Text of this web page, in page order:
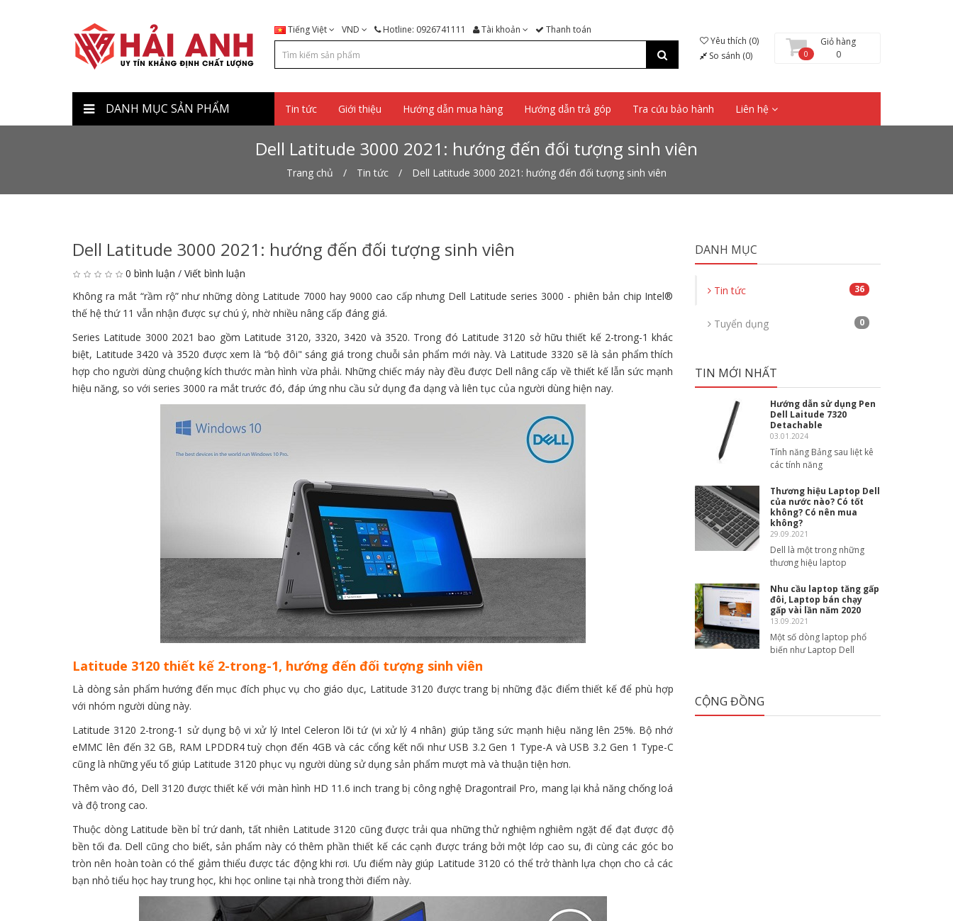
Tiếng Việt VND Hotline: 0926741111 Tài khoản
Thanh toán
Yêu thích (0)
So sánh (0)
Giỏ hàng
0 0
DANH MỤC SẢN PHẨM Tin tức Giới thiệu Hướng dẫn mua hàng Hướng dẫn trả góp Tra cứu bảo hành Liên hệ
Dell Latitude 3000 2021: hướng đến đối tượng sinh viên
Trang chủ Tin tức Dell Latitude 3000 2021: hướng đến đối tượng sinh viên
Dell Latitude 3000 2021: hướng đến đối tượng sinh viên
0 bình luận / Viết bình luận
Không ra mắt “rầm rộ” như những dòng Latitude 7000 hay 9000 cao cấp nhưng Dell Latitude series 3000 - phiên bản chip Intel®
thế hệ thứ 11 vẫn nhận được sự chú ý, nhờ nhiều nâng cấp đáng giá.
Series Latitude 3000 2021 bao gồm Latitude 3120, 3320, 3420 và 3520. Trong đó Latitude 3120 sở hữu thiết kế 2-trong-1 khác
biệt, Latitude 3420 và 3520 được xem là “bộ đôi" sáng giá trong chuỗi sản phẩm mới này. Và Latitude 3320 sẽ là sản phẩm thích
hợp cho người dùng chuộng kích thước màn hình vừa phải. Những chiếc máy này đều được Dell nâng cấp về thiết kế lẫn sức mạnh
hiệu năng, so với series 3000 ra mắt trước đó, đáp ứng nhu cầu sử dụng đa dạng và liên tục của người dùng hiện nay.
Latitude 3120 thiết kế 2-trong-1, hướng đến đối tượng sinh viên
Là dòng sản phẩm hướng đến mục đích phục vụ cho giáo dục, Latitude 3120 được trang bị những đặc điểm thiết kế để phù hợp
với nhóm người dùng này.
Latitude 3120 2-trong-1 sử dụng bộ vi xử lý Intel Celeron lõi tứ (vi xử lý 4 nhân) giúp tăng sức mạnh hiệu năng lên 25%. Bộ nhớ
eMMC lên đến 32 GB, RAM LPDDR4 tuỳ chọn đến 4GB và các cổng kết nối như USB 3.2 Gen 1 Type-A và USB 3.2 Gen 1 Type-C
cũng là những yếu tố giúp Latitude 3120 phục vụ người dùng sử dụng sản phẩm mượt mà và thuận tiện hơn.
Thêm vào đó, Dell 3120 được thiết kế với màn hình HD 11.6 inch trang bị công nghệ Dragontrail Pro, mang lại khả năng chống loá
và độ trong cao.
Thuộc dòng Latitude bền bỉ trứ danh, tất nhiên Latitude 3120 cũng được trải qua những thử nghiệm nghiêm ngặt để đạt được độ
bền tối đa. Dell cũng cho biết, sản phẩm này có thêm phần thiết kế các cạnh được tráng bởi một lớp cao su, đi cùng các góc bo
tròn nên hoàn toàn có thể giảm thiểu được tác động khi rơi. Ưu điểm này giúp Latitude 3120 có thể trở thành lựa chọn cho cả các
bạn nhỏ tiểu học hay trung học, khi học online tại nhà trong thời điểm này.
DANH MỤC
Tin tức 36
Tuyển dụng 0
TIN MỚI NHẤT
Hướng dẫn sử dụng Pen
Dell Laitude 7320
Detachable
03.01.2024
Tính năng Bảng sau liệt kê
các tính năng
Thương hiệu Laptop Dell
của nước nào? Có tốt
không? Có nên mua
không?
29.09.2021
Dell là một trong những
thương hiệu laptop
Nhu cầu laptop tăng gấp
đôi, Laptop bán chạy
gấp vài lần năm 2020
13.09.2021
Một số dòng laptop phổ
biến như Laptop Dell
CỘNG ĐỒNG